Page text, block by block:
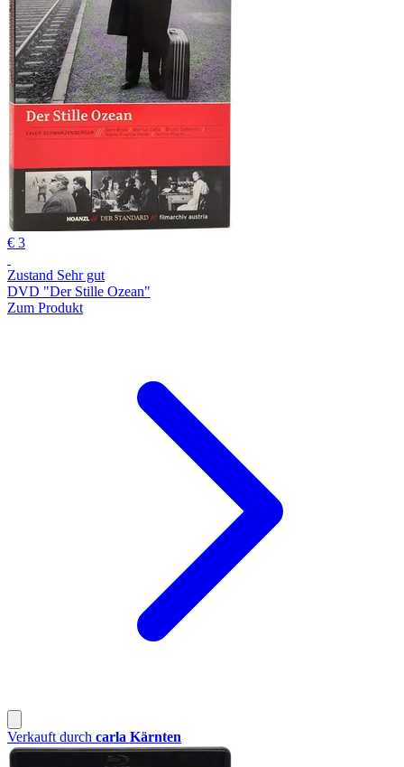
€ 3
Zustand Sehr gut
DVD "Der Stille Ozean"
Zum Produkt
Verkauft durch carla Kärnten